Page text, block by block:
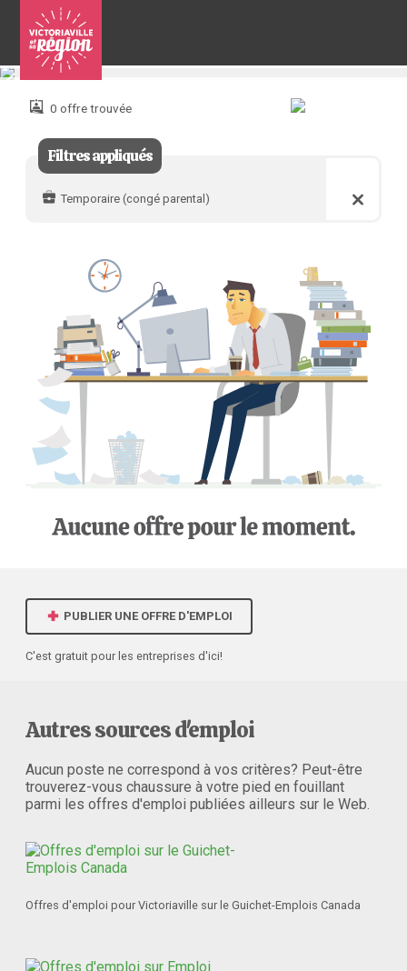
Pour
joindre 0 offre trouvée
Filtres appliqués
Temporaire (congé parental)
PUBLIER UNE OFFRE D'EMPLOI
C'est gratuit pour les entreprises d'ici!
Autres sources d'emploi
Aucun poste ne correspond à vos critères? Peut-être
trouverez-vous chaussure à votre pied en fouillant
parmi les offres d'emploi publiées ailleurs sur le Web.
Offres d'emploi pour Victoriaville sur le Guichet-Emplois Canada